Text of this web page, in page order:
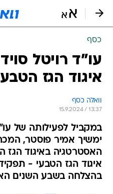
כסף
עו"ד רויטל
איגוד הגז
וואלה כסף
15.9.2024 / 13:37
במקביל לפעילותה של
ימשיך אמיר פוסטר,
האסטרטגיה באיגוד
איגוד הגז הטבעי -
בהצלחה בשבע השנים